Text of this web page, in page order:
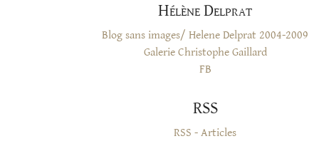
Hélène Delprat
Blog sans images/ Helene Delprat 2004-2009
Galerie Christophe Gaillard
FB
RSS
RSS - Articles